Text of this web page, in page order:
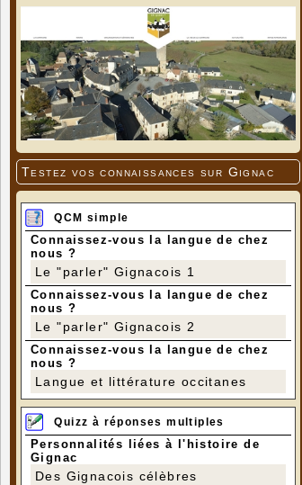
Testez vos connaissances sur Gignac
QCM simple
Connaissez-vous la langue de chez
nous ?
Le "parler" Gignacois 1
Connaissez-vous la langue de chez
nous ?
Le "parler" Gignacois 2
Connaissez-vous la langue de chez
nous ?
Langue et littérature occitanes
Quizz à réponses multiples
Personnalités liées à l'histoire de
Gignac
Des Gignacois célèbres